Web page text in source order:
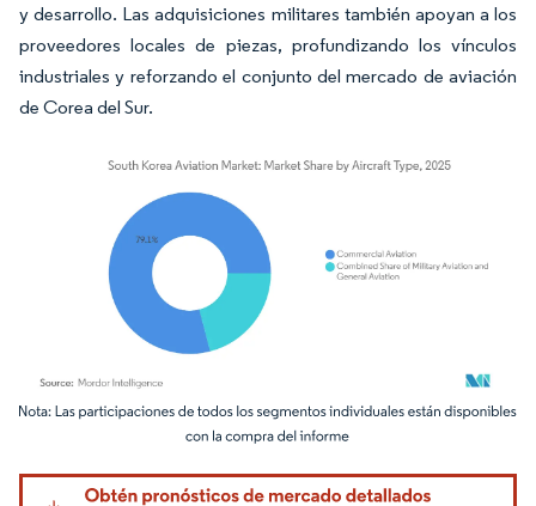
y desarrollo. Las adquisiciones militares también apoyan a los
proveedores locales de piezas, profundizando los vínculos
industriales y reforzando el conjunto del mercado de aviación
de Corea del Sur.
Imagen © Mordor Intelligence. El uso requiere atribución según CC BY 4.0.